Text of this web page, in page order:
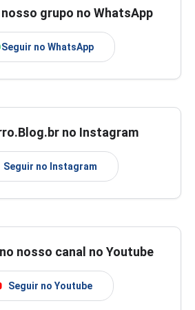
grupo no WhatsApp
Seguir no WhatsApp
no Instagram
Seguir no Instagram
nosso canal no Youtube
Seguir no Youtube